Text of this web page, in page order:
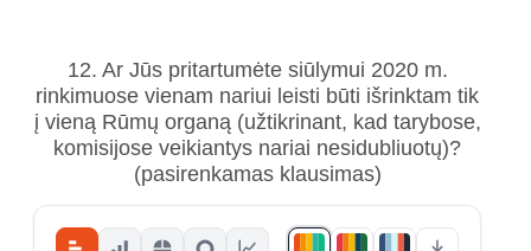
12. Ar Jūs pritartumėte siūlymui 2020 m.
rinkimuose vienam nariui leisti būti išrinktam tik
į vieną Rūmų organą (užtikrinant, kad tarybose,
komisijose veikiantys nariai nesidubliuotų)?
(pasirenkamas klausimas)